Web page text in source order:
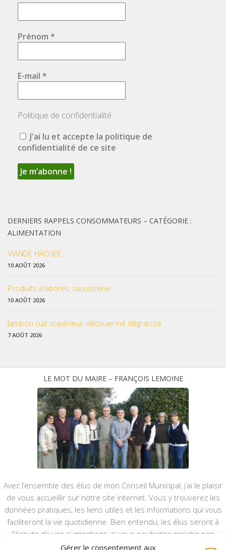
Gérer le consentement aux
Prénom *
E-mail *
Politique de confidentialité
J'ai lu et accepte la politique de
confidentialité de ce site
DERNIERS RAPPELS CONSOMMATEURS – CATÉGORIE :
ALIMENTATION
VIANDE HACHEE
10 AOÛT 2026
Produits élaborés saurisserie
10 AOÛT 2026
Jambon cuit supérieur découenné dégraissé
7 AOÛT 2026
LE MOT DU MAIRE – FRANÇOIS LEMOINE
Avec l’ensemble des élus de mon Conseil Municipal, j’ai le plaisir
de vous accueillir sur notre site internet. Vous y trouverez les
données pratiques, les liens utiles et les informations qui vous
faciliteront la vie quotidienne. Bien entendu, les élus seront à
l’écoute de vos suggestions, si vous souhaitez enrichir nos
rubriques ou nos informations.